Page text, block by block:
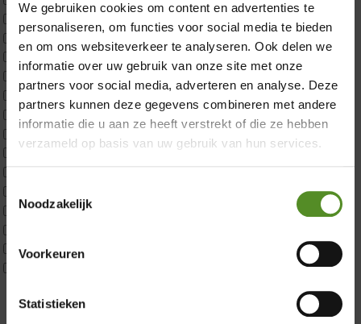
We gebruiken cookies om content en advertenties te
personaliseren, om functies voor social media te bieden
en om ons websiteverkeer te analyseren. Ook delen we
informatie over uw gebruik van onze site met onze
partners voor social media, adverteren en analyse. Deze
partners kunnen deze gegevens combineren met andere
informatie die u aan ze heeft verstrekt of die ze hebben
verzameld op basis van uw gebruik van hun services.
Toestemmingsselectie
Noodzakelijk
Voorkeuren
Statistieken
Custom
CustomBoxspring
ErkendMatras 2 Pers
ErkendMatras twijfelaar product
Matrassen
P650 1 pers
P650 Twijfelaar
1 persoon
Donderdag 12:00 – 17:00
Zaterdag 12:00 – 17:00
×